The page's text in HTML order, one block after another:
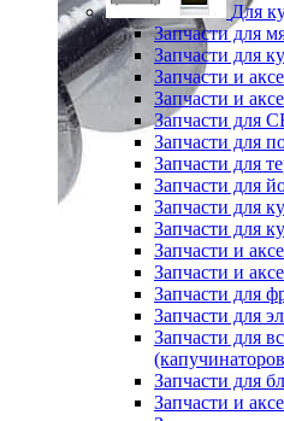
Для
Запчасти для
Запчасти для
Запчасти и
Запчасти и
Запчасти для
Запчасти для
Запчасти для
Запчасти для
Запчасти для
Запчасти для
Запчасти и
Запчасти и
Запчасти для
Запчасти для
Запчасти для
Запчасти для
Запчасти и